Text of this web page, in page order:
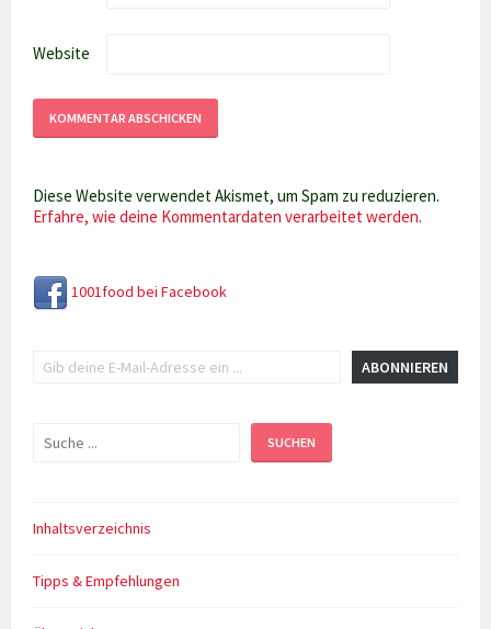
Website
Diese Website verwendet Akismet, um Spam zu reduzieren.
Erfahre, wie deine Kommentardaten verarbeitet werden.
1001food bei Facebook
ABONNIEREN
Suchen SUCHEN
Inhaltsverzeichnis
Tipps & Empfehlungen